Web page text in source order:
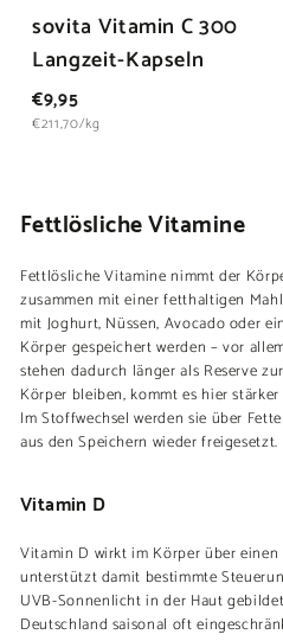
sovita Vitamin C 300
Langzeit-Kapseln
€9,95€
9
5
€211,70/kg
Fettlösliche Vitamine
Fettlösliche Vitamine nimmt der
zusammen mit einer fetthaltigen
mit Joghurt, Nüssen, Avocado oder
Körper gespeichert werden – vor
stehen dadurch länger als Reserve
Körper bleiben, kommt es hier
Im Stoffwechsel werden sie über
aus den Speichern wieder freigesetzt.
Vitamin D
Vitamin D wirkt im Körper über
unterstützt damit bestimmte
UVB-Sonnenlicht in der Haut
Deutschland saisonal oft